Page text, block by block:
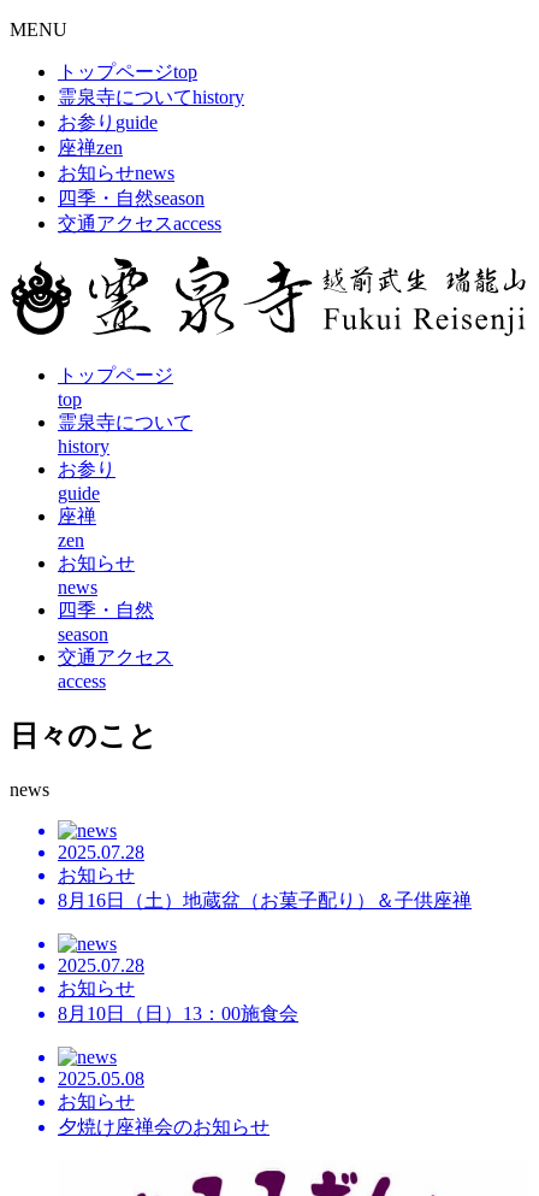
MENU
トップページtop
霊泉寺についてhistory
お参り guide
座禅zen
お知らせnews
四季・自然season
交通アクセスaccess
トップページ
top
霊泉寺について
history
お参り
guide
座禅
zen
お知らせ
news
四季・自然
season
交通アクセス
access
日々のこと
news
2025.07.28
お知らせ
8月16日（土）地蔵盆（お菓子配り）＆子供座禅
2025.07.28
お知らせ
8月10日（日）13：00施食会
2025.05.08
お知らせ
夕焼け座禅会のお知らせ